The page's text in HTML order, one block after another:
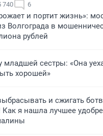
740 6
и портит жизнь»:
Волгограда в
рублей
младшей сестры: «Она
хорошей»
и сжигать
Как я нашла лучшее